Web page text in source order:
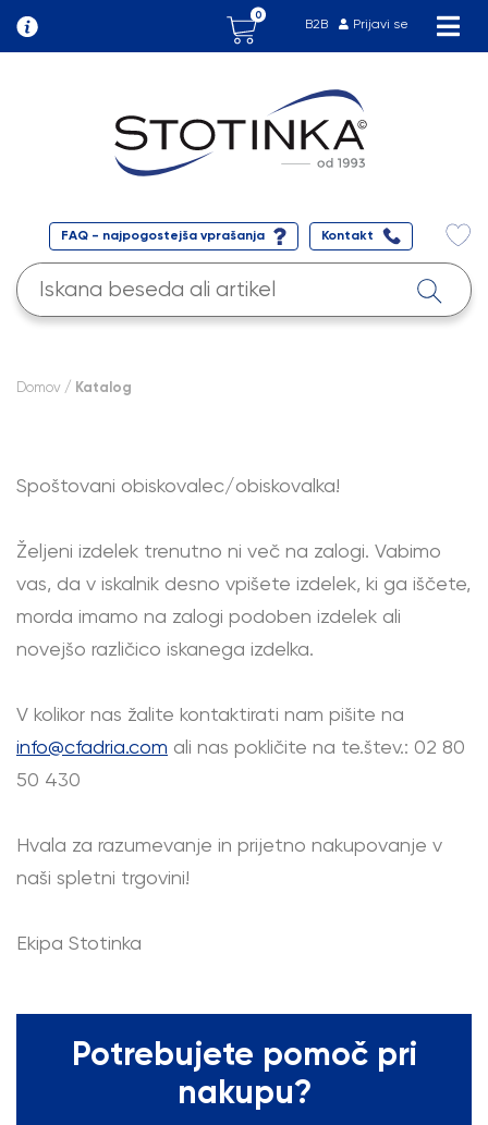
B2B Prijavi se
0
FAQ - najpogostejša vprašanja Kontakt
Domov / Katalog
Spoštovani obiskovalec/obiskovalka!
Željeni izdelek trenutno ni več na zalogi. Vabimo
vas, da v iskalnik desno vpišete izdelek, ki ga iščete,
morda imamo na zalogi podoben izdelek ali
novejšo različico iskanega izdelka.
V kolikor nas žalite kontaktirati nam pišite na
info@cfadria.com ali nas pokličite na te.štev.: 02 80
50 430
Hvala za razumevanje in prijetno nakupovanje v
naši spletni trgovini!
Ekipa Stotinka
Potrebujete pomoč pri
nakupu?